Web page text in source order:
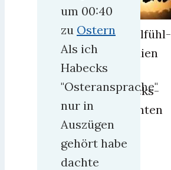
Wohlfühl-
Studien
Glücks-
Atlanten
es
um 00:40
zu Ostern
Als ich
Habecks
"Osteransprache"
nur in
Auszügen
gehört habe
dachte